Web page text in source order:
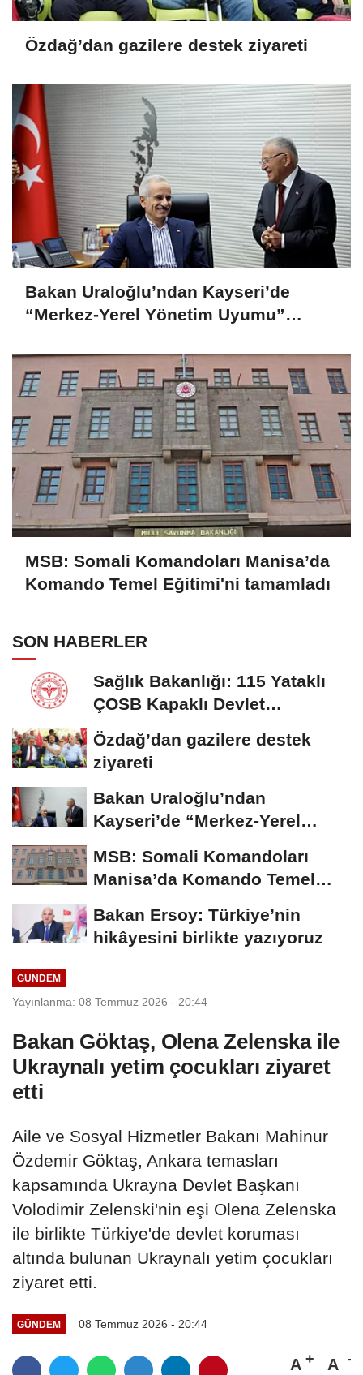
Özdağ’dan gazilere destek ziyareti
Bakan Uraloğlu’ndan Kayseri’de
“Merkez-Yerel Yönetim Uyumu”
MSB: Somali Komandoları Manisa’da
Komando Temel Eğitimi'ni tamamladı
SON HABERLER
Sağlık Bakanlığı: 115 Yataklı
ÇOSB Kapaklı Devlet
Özdağ’dan gazilere destek
ziyareti
Bakan Uraloğlu’ndan
Kayseri’de “Merkez-Yerel
MSB: Somali Komandoları
Manisa’da Komando Temel
Bakan Ersoy: Türkiye’nin
hikâyesini birlikte yazıyoruz
GÜNDEM
Yayınlanma: 08 Temmuz 2026 - 20:44
Bakan Göktaş, Olena Zelenska ile
Ukraynalı yetim çocukları ziyaret
etti
Aile ve Sosyal Hizmetler Bakanı Mahinur
Özdemir Göktaş, Ankara temasları
kapsamında Ukrayna Devlet Başkanı
Volodimir Zelenski'nin eşi Olena Zelenska
ile birlikte Türkiye'de devlet koruması
altında bulunan Ukraynalı yetim çocukları
ziyaret etti.
GÜNDEM 08 Temmuz 2026 - 20:44
A A